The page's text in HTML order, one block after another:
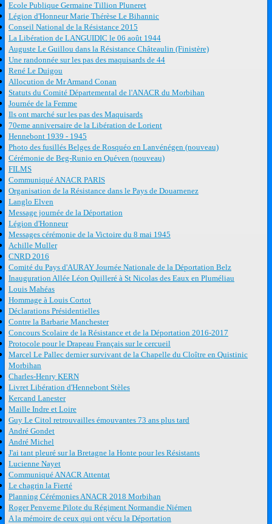
Ecole Publique Germaine Tillion Pluneret
Légion d'Honneur Marie Thérèse Le Bihannic
Conseil National de la Résistance 2015
La Libération de LANGUIDIC le 06 août 1944
Auguste Le Guillou dans la Résistance Châteaulin (Finistère)
Une randonnée sur les pas des maquisards de 44
René Le Duigou
Allocution de Mr Armand Conan
Statuts du Comité Départemental de l'ANACR du Morbihan
Journée de la Femme
Ils ont marché sur les pas des Maquisards
70eme anniversaire de la Libération de Lorient
Hennebont 1939 - 1945
Photo des fusillés Belges de Rosquéo en Lanvénégen (nouveau)
Cérémonie de Beg-Runio en Quéven (nouveau)
FILMS
Communiqué ANACR PARIS
Organisation de la Résistance dans le Pays de Douarnenez
Langlo Elven
Message journée de la Déportation
Légion d'Honneur
Messages cérémonie de la Victoire du 8 mai 1945
Achille Muller
CNRD 2016
Comité du Pays d'AURAY Journée Nationale de la Déportation Belz
Inauguration Allée Léon Quilleré à St Nicolas des Eaux en Pluméliau
Louis Mahéas
Hommage à Louis Cortot
Déclarations Présidentielles
Contre la Barbarie Manchester
Concours Scolaire de la Résistance et de la Déportation 2016-2017
Protocole pour le Drapeau Français sur le cercueil
Marcel Le Pallec dernier survivant de la Chapelle du Cloître en Quistinic
Morbihan
Charles-Henry KERN
Livret Libération d'Hennebont Stèles
Kercand Lanester
Maille Indre et Loire
Guy Le Citol retrouvailles émouvantes 73 ans plus tard
André Gondet
André Michel
J'ai tant pleuré sur la Bretagne la Honte pour les Résistants
Lucienne Nayet
Communiqué ANACR Attentat
Le chagrin la Fierté
Planning Cérémonies ANACR 2018 Morbihan
Roger Penverne Pilote du Régiment Normandie Niémen
A la mémoire de ceux qui ont vécu la Déportation